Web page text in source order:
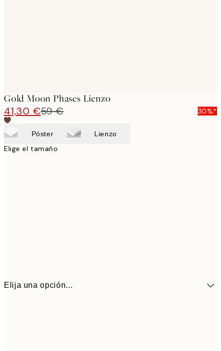
Gold Moon Phases Lienzo
41,30 €59 € 30%*
Póster Lienzo
Elige el tamaño
Elija una opción...